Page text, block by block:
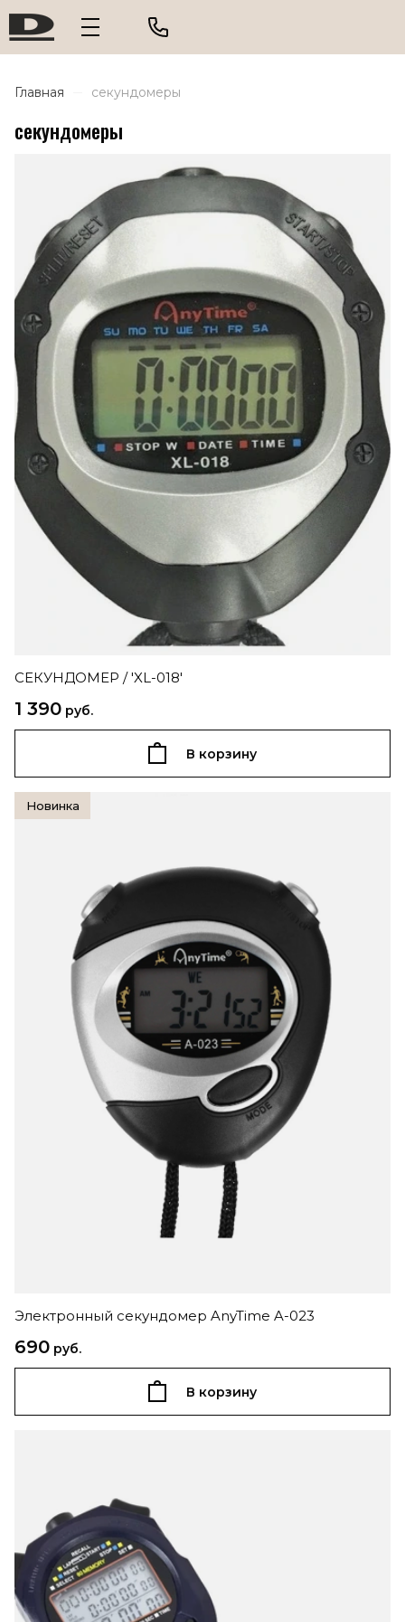
Главная секундомеры
секундомеры
СЕКУНДОМЕР / 'XL-018'
1 390 руб.
В корзину
Новинка
Электронный секундомер AnyTime A-023
690 руб.
В корзину